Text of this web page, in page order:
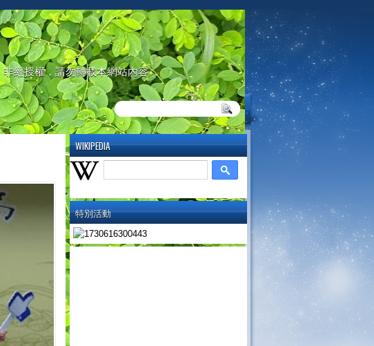
經授權，請勿轉載本網站內容
WIKIPEDIA
特別活動